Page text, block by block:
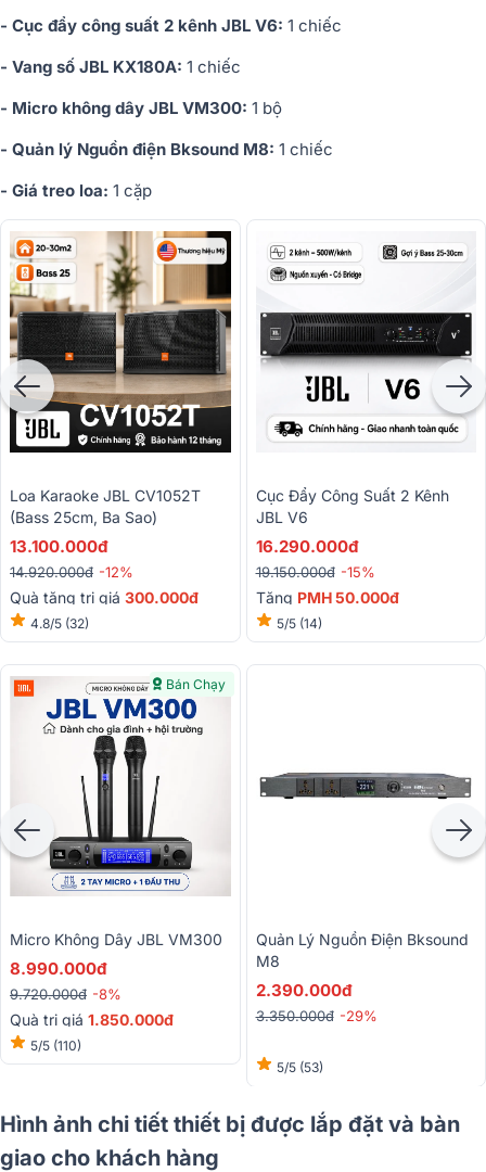
- Cục đẩy công suất 2 kênh JBL V6: 1 chiếc
- Vang số JBL KX180A: 1 chiếc
- Micro không dây JBL VM300: 1 bộ
- Quản lý Nguồn điện Bksound M8: 1 chiếc
- Giá treo loa: 1 cặp
Loa Karaoke JBL CV1052T
(bass 25cm, Ba Sao)
13.100.000đ
14.920.000đ -12%
Quà tặng trị giá 300.000đ
4.8/5 (32)
Cục Đẩy Công Suất 2 Kênh
JBL V6
16.290.000đ
19.150.000đ -15%
Tặng PMH 50.000đ
5/5 (14)
Bán Chạy
Micro Không Dây JBL VM300
8.990.000đ
9.720.000đ -8%
Quà trị giá 1.850.000đ
5/5 (110)
Quản Lý Nguồn Điện Bksound
M8
2.390.000đ
3.350.000đ -29%
5/5 (53)
Hình ảnh chi tiết thiết bị được lắp đặt và bàn
giao cho khách hàng